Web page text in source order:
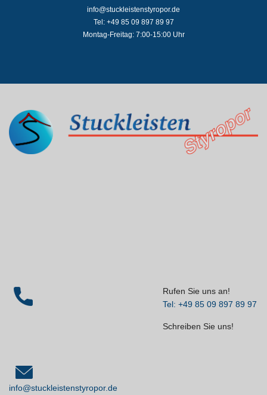
info@stuckleistenstyropor.de
Tel: +49 85 09 897 89 97
Montag-Freitag: 7:00-15:00 Uhr
Rufen Sie uns an!
Tel: +49 85 09 897 89 97
Schreiben Sie uns!
info@stuckleistenstyropor.de